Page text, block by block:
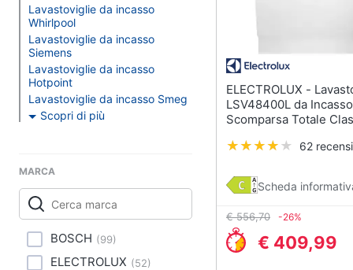
Brico e Giardinaggio
Salute e igiene
Beauty
Giocattoli
Fotografia
Casalinghi
Abbigliamento
Vedi tutti
Elettrodomestici
professionali e
Abbattitore
professionali
Idropulitrice
Vedi tutti
Lavastoviglie da incasso
Whirlpool
Lavastoviglie da incasso
Siemens
Lavastoviglie da incasso
Hotpoint
Lavastoviglie da incasso Smeg
Scopri di più
MARCA
BOSCH (99)
ELECTROLUX (52)
ELECTROLUX - Lavastoviglie
LSV48400L da
Scomparsa Totale
62
Scheda
€ 556,70 -26%
€ 409,99